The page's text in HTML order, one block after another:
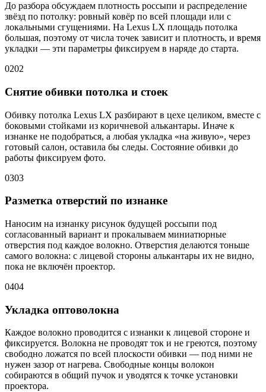
До разбора обсуждаем плотность россыпи и распределение
звёзд по потолку: ровный ковёр по всей площади или с
локальными сгущениями. На Lexus LX площадь потолка
большая, поэтому от числа точек зависит и плотность, и время
укладки — эти параметры фиксируем в наряде до старта.
0202
Снятие обивки потолка и стоек
Обивку потолка Lexus LX разбирают в цехе целиком, вместе с
боковыми стойками из коричневой алькантары. Иначе к
изнанке не подобраться, а любая укладка «на живую», через
готовый салон, оставила бы следы. Состояние обивки до
работы фиксируем фото.
0303
Разметка отверстий по изнанке
Наносим на изнанку рисунок будущей россыпи под
согласованный вариант и прокалываем миниатюрные
отверстия под каждое волокно. Отверстия делаются тоньше
самого волокна: с лицевой стороны алькантары их не видно,
пока не включён проектор.
0404
Укладка оптоволокна
Каждое волокно проводится с изнанки к лицевой стороне и
фиксируется. Волокна не проводят ток и не греются, поэтому
свободно ложатся по всей плоскости обивки — под ними не
нужен зазор от нагрева. Свободные концы волокон
собираются в общий пучок и уводятся к точке установки
проектора.